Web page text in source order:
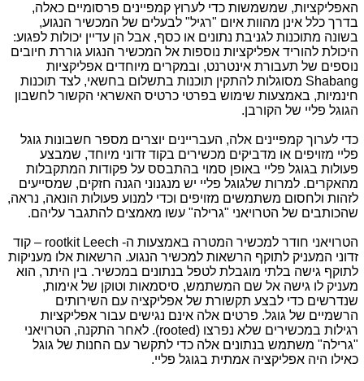
האפליקציות, שמשמשות כדי לערוץ קמפיינים פרסומיים כאלה,
בדרך כלל אינן מהוות איום "רגיל" לבעלים של המכשיר הנגוע,
בשונה מתוכנות לגניבת נתונים או כסף, אבל הן עדיין יכולות לפגוע:
היכולת להוריד אפליקציות נוספות אל המכשיר הנגוע גוררת חיובים
נוספים של תעבורת אינטרנט, ובמקרים מיוחדים אפליקציות
Shabang מסוגלות להתקין תוכנות בתשלום בחשאי, לצד תוכנות
חינמיות, באמצעות שימוש בפרטי כרטיס האשראי הקשור לחשבון
הגוגל פליי של הקורבן.
כדי לערוך קמפיינים אלה, העבריינים יוצרים מספר חשבונות גוגל
פליי מזויפים או מדביקים מכשירים בקוד זדוני מיוחד, שמבצע
פעולות בגוגל פליי באופן סמוי בהתבסס על פקודות המתקבלות
מהאקרים. למרות שלגוגל פליי יש מנגנוני הגנה חזקים, שמסייעים
לזהות ולחסום משתמשים מזויפים וכדי למנוע פעולות הונאה, נראה,
שהכותבים של הטרויאני "גרילה" עשו מאמצים להתגבר עליהם.
הטרויאני חודר למכשיר המטרה באמצעות ה- rootkit Leech – קוד
זדוני המעניק לתוקף הרשאות למכשיר הנגוע. הרשאות אלו מעניקות
לתוקף גישה בלתי מוגבלת לטפל בנתונים במכשיר. בין היתר, הוא
מעניק לו גישה אל שם המשתמש, סיסמאות וטוקן של אימות,
שנדרשים כדי לבצע תקשורת של אפליקציה עם השירותים
הרשמיים של גוגל. פרטים אלה אינם נגישים עבור אפליקציות
רגילות במכשירים שלא נפרצו (rooted). לאחר התקנה, הטרויאני
"גרילה" משתמש בנתונים אלה כדי לתקשר עם החנות של גוגל
כאילו היה אפליקציה אמתית בגוגל פליי.